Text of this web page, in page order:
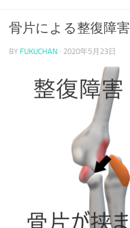
骨片による整復障害
BY FUKUCHAN · 2020年5月23日